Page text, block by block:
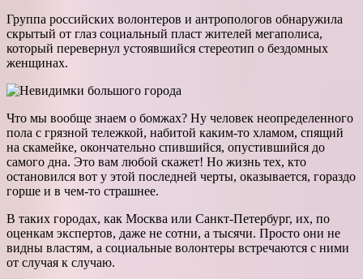
Группа российских волонтеров и антропологов обнаружила
скрытый от глаз социальный пласт жителей мегаполиса,
который перевернул устоявшийся стереотип о бездомных
женщинах.
Что мы вообще знаем о бомжах? Ну человек неопределенного
пола с грязной тележкой, набитой каким-то хламом, спящий
на скамейке, окончательно спившийся, опустившийся до
самого дна. Это вам любой скажет! Но жизнь тех, кто
остановился вот у этой последней черты, оказывается, гораздо
горше и в чем-то страшнее.
В таких городах, как Москва или Санкт-Петербург, их, по
оценкам экспертов, даже не сотни, а тысячи. Просто они не
видны властям, а социальные волонтеры встречаются с ними
от случая к случаю.